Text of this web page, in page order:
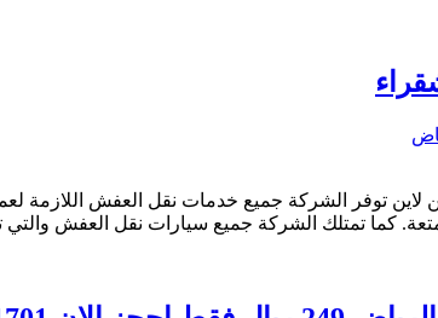
توفر الشركة جميع خدمات نقل العفش اللازمة
كما تمتلك الشركة جميع سيارات نقل العفش